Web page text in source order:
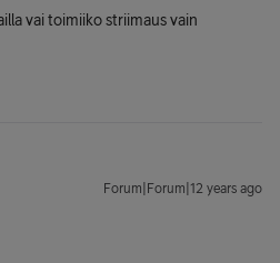
vai toimiiko striimaus vain
Forum|Forum|12 years ago